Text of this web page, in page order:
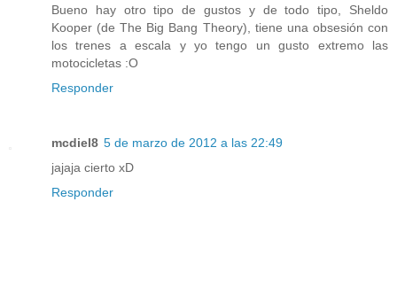
Bueno hay otro tipo de gustos y de todo tipo, Sheldo
Kooper (de The Big Bang Theory), tiene una obsesión con
los trenes a escala y yo tengo un gusto extremo las
motocicletas :O
Responder
mcdiel8 5 de marzo de 2012 a las 22:49
jajaja cierto xD
Responder